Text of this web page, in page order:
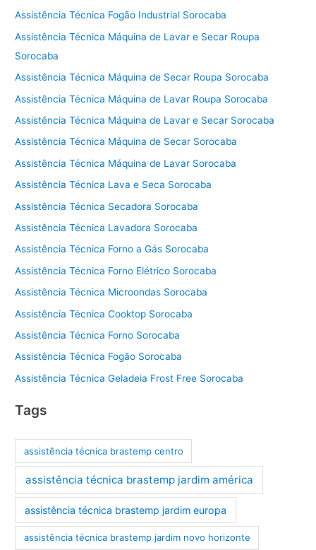
Assistência Técnica Fogão Industrial Sorocaba
Assistência Técnica Máquina de Lavar e Secar Roupa
Sorocaba
Assistência Técnica Máquina de Secar Roupa Sorocaba
Assistência Técnica Máquina de Lavar Roupa Sorocaba
Assistência Técnica Máquina de Lavar e Secar Sorocaba
Assistência Técnica Máquina de Secar Sorocaba
Assistência Técnica Máquina de Lavar Sorocaba
Assistência Técnica Lava e Seca Sorocaba
Assistência Técnica Secadora Sorocaba
Assistência Técnica Lavadora Sorocaba
Assistência Técnica Forno a Gás Sorocaba
Assistência Técnica Forno Elétrico Sorocaba
Assistência Técnica Microondas Sorocaba
Assistência Técnica Cooktop Sorocaba
Assistência Técnica Forno Sorocaba
Assistência Técnica Fogão Sorocaba
Assistência Técnica Geladeia Frost Free Sorocaba
Tags
assistência técnica brastemp centro
assistência técnica brastemp jardim américa
assistência técnica brastemp jardim europa
assistência técnica brastemp jardim novo horizonte